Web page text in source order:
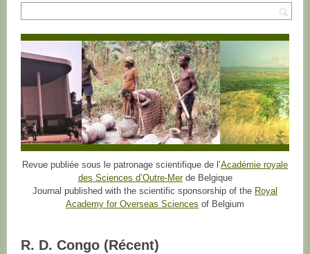
Revue publiée sous le patronage scientifique de l’Académie royale
des Sciences d’Outre-Merde Belgique
Journal published with the scientific sponsorship of the Royal
Academy for Overseas Sciences of Belgium
R. D. Congo (Récent)